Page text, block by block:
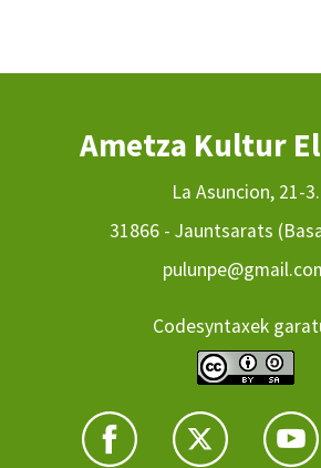
Ametza Kultur
La Asuncion, 21-3.
31866 - Jauntsarats
Codesyntaxek